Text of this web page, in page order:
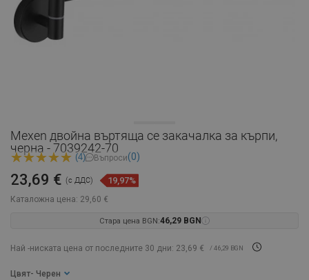
Mexen двойна въртяща се закачалка за кърпи,
черна - 7039242-70
(4) Въпроси(0)
Каталожна цена: 29,60 €
23,69 € (с ДДС) 19,97%
Стара цена BGN:46,29 BGN
Най -ниската цена от последните 30 дни: 23,69 € / 46,29 BGN
Цвят - Черен